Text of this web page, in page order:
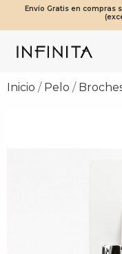
¡Beneficios Exclusivos!
Envío Gratis en compras
Tierra del Fuego
Mínimo
Inicio Pelo